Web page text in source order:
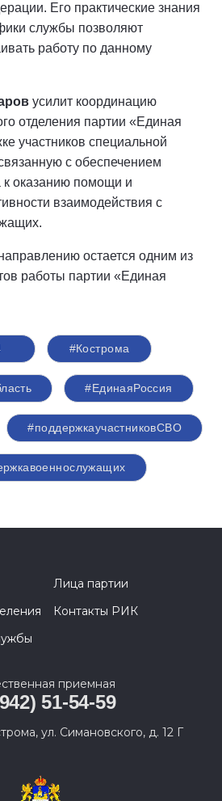
Его практические знания
службы позволяют
работу по данному
усилит координацию
отделения партии «Единая
участников специальной
с обеспечением
к оказанию помощи и
взаимодействия с
остается одним из
работы партии «Единая
#Кострома
#‎ЕдинаяРоссия
#поддержкаучастниковСВО
Лица партии
Контакты РИК
приемная
51-54-59
ул. Симановского, д. 12 Г